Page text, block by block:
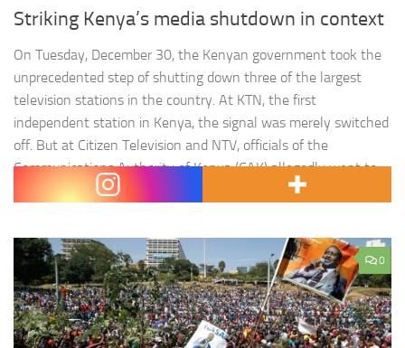
Striking Kenya’s media shutdown in context
On Tuesday, December 30, the Kenyan government took the
unprecedented step of shutting down three of the largest
television stations in the country. At KTN, the first
independent station in Kenya, the signal was merely switched
off. But at Citizen Television and NTV, officials of the
Communications Authority of Kenya (CAK) allegedly went to
0